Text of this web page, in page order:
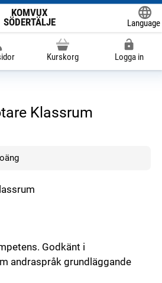
KOMVUX
SÖDERTÄLJE
Language
Kurskorg Logga in
Klassrum
Godkänt i
andraspråk grundläggande